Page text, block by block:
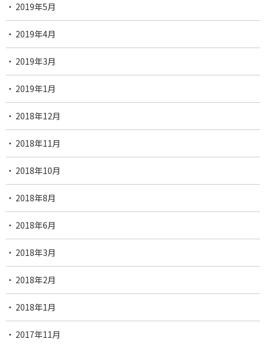
2019年5月
2019年4月
2019年3月
2019年1月
2018年12月
2018年11月
2018年10月
2018年8月
2018年6月
2018年3月
2018年2月
2018年1月
2017年11月